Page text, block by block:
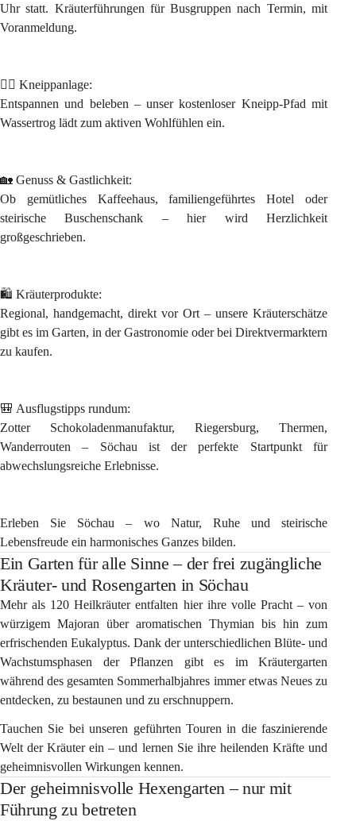
Uhr statt. Kräuterführungen für Busgruppen nach Termin, mit
Voranmeldung.
🚶‍♀️ Kneippanlage:
Entspannen und beleben – unser kostenloser Kneipp-Pfad mit
Wassertrog lädt zum aktiven Wohlfühlen ein.
🏡 Genuss & Gastlichkeit:
Ob gemütliches Kaffeehaus, familiengeführtes Hotel oder
steirische Buschenschank – hier wird Herzlichkeit
großgeschrieben.
🛍️ Kräuterprodukte:
Regional, handgemacht, direkt vor Ort – unsere Kräuterschätze
gibt es im Garten, in der Gastronomie oder bei Direktvermarktern
zu kaufen.
🎒 Ausflugstipps rundum:
Zotter Schokoladenmanufaktur, Riegersburg, Thermen,
Wanderrouten – Söchau ist der perfekte Startpunkt für
abwechslungsreiche Erlebnisse.
Erleben Sie Söchau – wo Natur, Ruhe und steirische
Lebensfreude ein harmonisches Ganzes bilden.
Ein Garten für alle Sinne – der frei zugängliche
Kräuter- und Rosengarten in Söchau
Mehr als 120 Heilkräuter entfalten hier ihre volle Pracht – von
würzigem Majoran über aromatischen Thymian bis hin zum
erfrischenden Eukalyptus. Dank der unterschiedlichen Blüte- und
Wachstumsphasen der Pflanzen gibt es im Kräutergarten
während des gesamten Sommerhalbjahres immer etwas Neues zu
entdecken, zu bestaunen und zu erschnuppern.
Tauchen Sie bei unseren geführten Touren in die faszinierende
Welt der Kräuter ein – und lernen Sie ihre heilenden Kräfte und
geheimnisvollen Wirkungen kennen.
Der geheimnisvolle Hexengarten – nur mit
Führung zu betreten